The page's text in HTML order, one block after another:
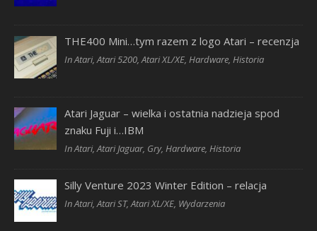
THE400 Mini…tym razem z logo Atari – recenzja
In Atari, Atari 5200, Atari XL/XE, Hardware, Historia
Atari Jaguar – wielka i ostatnia nadzieja spod
znaku Fuji i…IBM
In Atari, Atari Jaguar, Gry, Hardware, Historia
Silly Venture 2023 Winter Edition – relacja
In Atari, Atari ST, Atari XL/XE, Wydarzenia